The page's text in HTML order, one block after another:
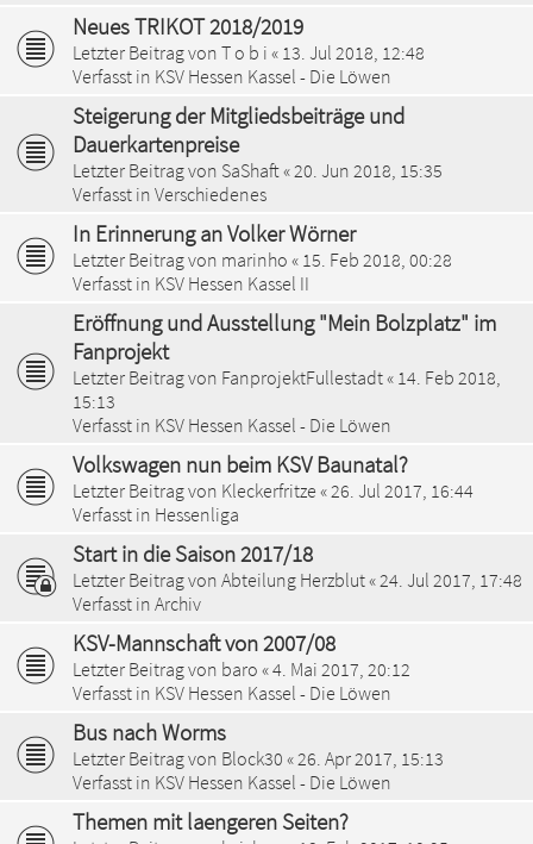
Neues TRIKOT 2018/2019
Letzter Beitrag von T o b i « 13. Jul 2018, 12:48
Verfasst in KSV Hessen Kassel - Die Löwen
Steigerung der Mitgliedsbeiträge und
Dauerkartenpreise
Letzter Beitrag von SaShaft« 20. Jun 2018, 15:35
Verfasst in Verschiedenes
In Erinnerung an Volker Wörner
Letzter Beitrag von marinho « 15. Feb 2018, 00:28
Verfasst in KSV Hessen Kassel II
Eröffnung und Ausstellung "Mein Bolzplatz" im
Fanprojekt
Letzter Beitrag von FanprojektFullestadt« 14. Feb 2018,
15:13
Verfasst in KSV Hessen Kassel - Die Löwen
Volkswagen nun beim KSV Baunatal?
Letzter Beitrag von Kleckerfritze « 26. Jul 2017, 16:44
Verfasst in Hessenliga
Start in die Saison 2017/18
Letzter Beitrag von Abteilung Herzblut« 24. Jul 2017, 17:48
Verfasst in Archiv
KSV-Mannschaft von 2007/08
Letzter Beitrag von baro «4. Mai 2017, 20:12
Verfasst in KSV Hessen Kassel - Die Löwen
Bus nach Worms
Letzter Beitrag von Block30 « 26. Apr 2017, 15:13
Verfasst in KSV Hessen Kassel - Die Löwen
Themen mit laengeren Seiten?